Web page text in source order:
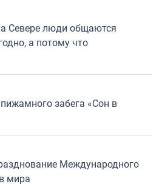
Севере люди общаются
а потому что
забега «Сон в
Международного
мира